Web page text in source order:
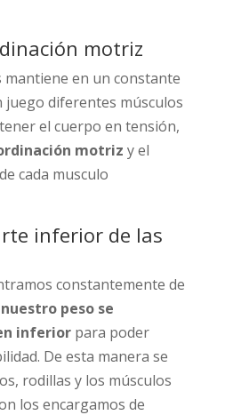
motriz
en un constante
diferentes músculos
el cuerpo en tensión,
motriz y el
cada musculo
inferior de las
constantemente de
nuestro peso se
inferior para poder
De esta manera se
rodillas y los músculos
los encargamos de